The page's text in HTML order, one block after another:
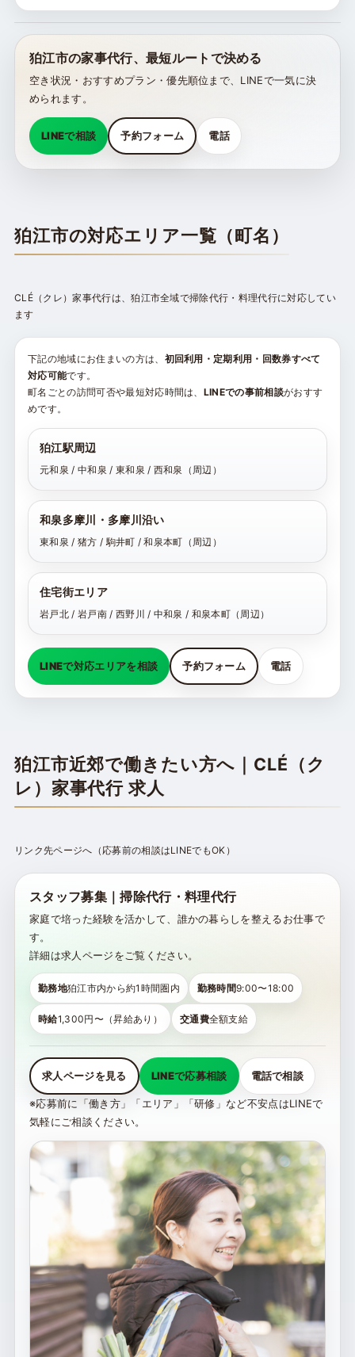
狛江市の家事代行、最短ルートで決める
空き状況・おすすめプラン・優先順位まで、LINEで一気に決
められます。
LINEで相談 予約フォーム 電話
狛江市の対応エリア一覧（町名）
CLÉ（クレ）家事代行は、狛江市全域で掃除代行・料理代行に対応してい
ます
下記の地域にお住まいの方は、 初回利用・定期利用・回数券すべて
対応可能です。
町名ごとの訪問可否や最短対応時間は、 LINEでの事前相談がおすす
めです。
狛江駅周辺
元和泉 / 中和泉 / 東和泉 / 西和泉（周辺）
和泉多摩川・多摩川沿い
東和泉 / 猪方 / 駒井町 / 和泉本町（周辺）
住宅街エリア
岩戸北 / 岩戸南 / 西野川 / 中和泉 / 和泉本町（周辺）
LINEで対応エリアを相談 予約フォーム 電話
狛江市近郊で働きたい方へ｜CLÉ（ク
レ）家事代行 求人
リンク先ページへ（応募前の相談はLINEでもOK）
スタッフ募集｜掃除代行・料理代行
家庭で培った経験を活かして、誰かの暮らしを整えるお仕事で
す。
詳細は求人ページをご覧ください。
勤務地狛江市内から約1時間圏内 勤務時間9:00〜18:00
時給1,300円〜（昇給あり） 交通費全額支給
求人ページを見る LINEで応募相談 電話で相談
※応募前に「働き方」「エリア」「研修」など不安点はLINEで
気軽にご相談ください。